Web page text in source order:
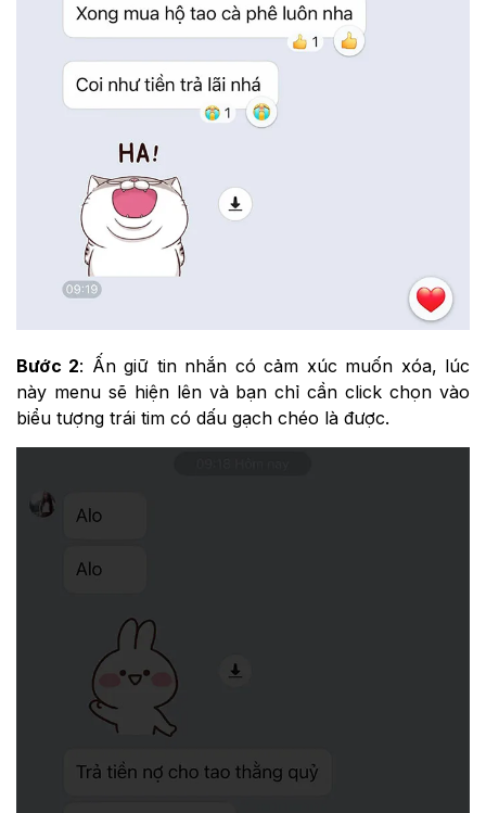
Bước 2: Ấn giữ tin nhắn có cảm xúc muốn xóa, lúc
này menu sẽ hiện lên và bạn chỉ cần click chọn vào
biểu tượng trái tim có dấu gạch chéo là được.